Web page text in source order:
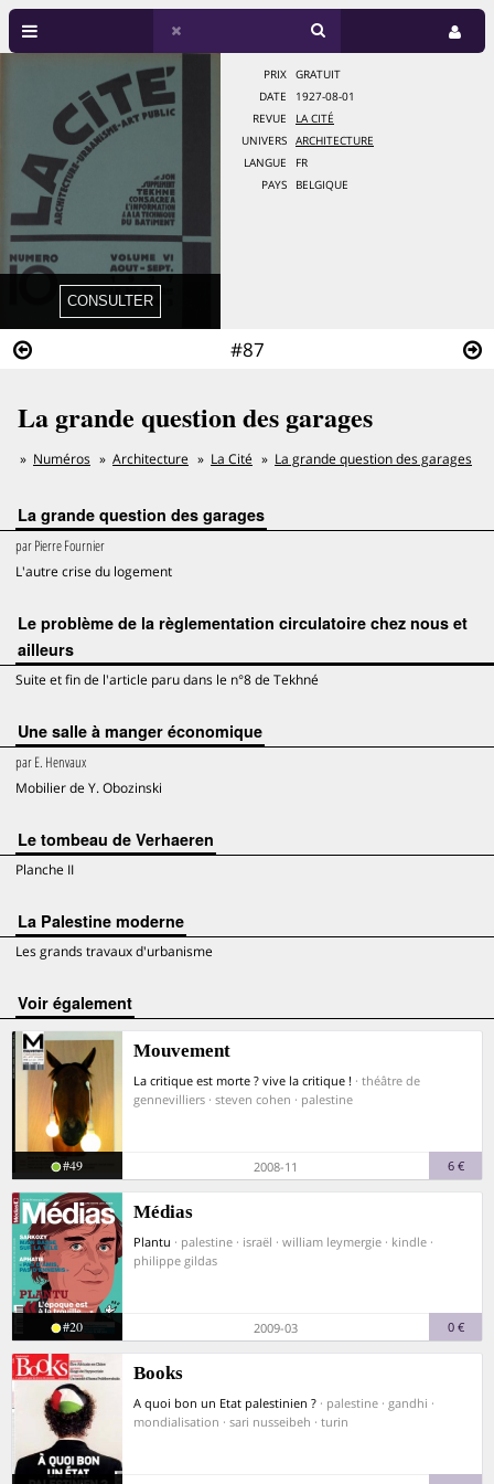
#87
PRIX
GRATUIT
DATE
1927-08-01
REVUE
LA CITÉ
UNIVERS
ARCHITECTURE
LANGUE
FR
PAYS
BELGIQUE
La grande question des garages
Numéros Architecture La Cité La grande question des garages
La grande question des garages
parPierre Fournier
L'autre crise du logement
Le problème de la règlementation circulatoire chez nous et
ailleurs
Suite et fin de l'article paru dans le n°8 de Tekhné
Une salle à manger économique
parE. Henvaux
Mobilier de Y. Obozinski
Le tombeau de Verhaeren
Planche II
La Palestine moderne
Les grands travaux d'urbanisme
voir également
Mouvement
La critique est morte ? vive la critique ! · théâtre de
gennevilliers · steven cohen · palestine
#49 2008-11 6 €
Médias
Plantu · palestine · israël · william leymergie · kindle ·
philippe gildas
#20 2009-03 0 €
Books
A quoi bon un Etat palestinien ? · palestine · gandhi ·
mondialisation · sari nusseibeh · turin